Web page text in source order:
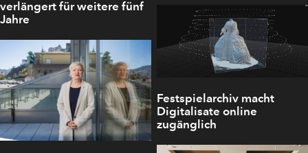
verlängert für weitere fünf
Jahre
Festspielarchiv macht
Digitalisate online
zugänglich